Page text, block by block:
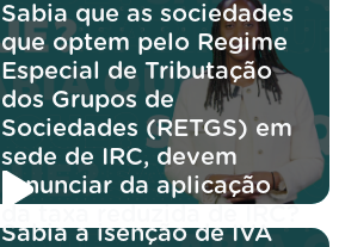
Sabia que as sociedades
que optem pelo Regime
Especial de Tributação
dos Grupos de
Sociedades (RETGS) em
sede de IRC, devem
renunciar da aplicação
Sabia a isenção de IVA